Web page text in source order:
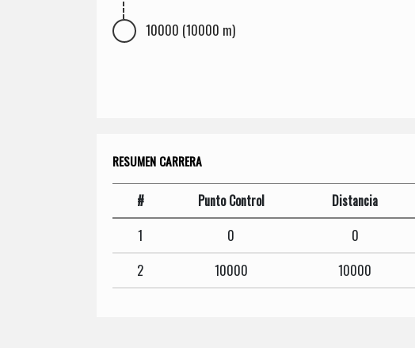
10000 (10000 m)
RESUMEN CARRERA
# Punto Control Distancia
1
0 0
2
10000 10000